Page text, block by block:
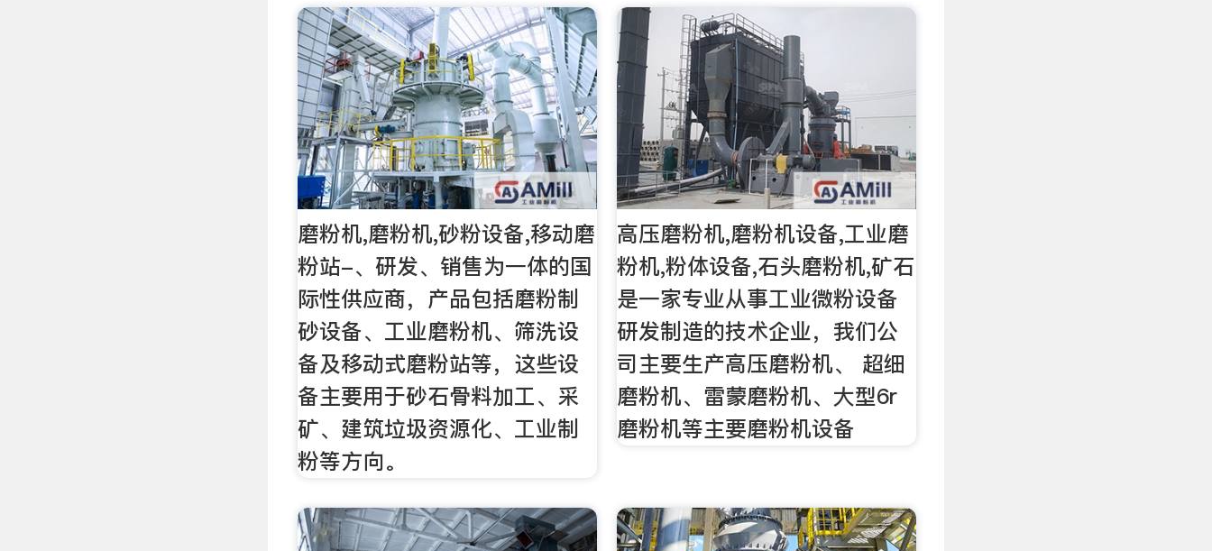
磨粉机,磨粉机,砂粉设备,移动磨
粉站-、研发、销售为一体的国
际性供应商，产品包括磨粉制
砂设备、工业磨粉机、筛洗设
备及移动式磨粉站等，这些设
备主要用于砂石骨料加工、采
矿、建筑垃圾资源化、工业制
粉等方向。
高压磨粉机,磨粉机设备,工业磨
粉机,粉体设备,石头磨粉机,矿石
是一家专业从事工业微粉设备
研发制造的技术企业，我们公
司主要生产高压磨粉机、 超细
磨粉机、雷蒙磨粉机、大型6r
磨粉机等主要磨粉机设备